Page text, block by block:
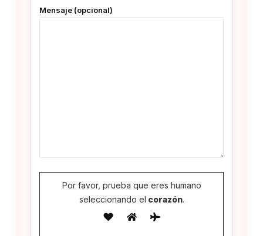
Mensaje (opcional)
Por favor, prueba que eres humano
seleccionando el corazón.